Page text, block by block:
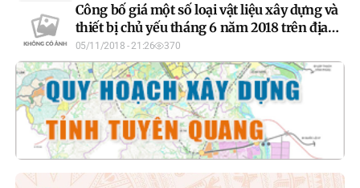
Công bố giá một số loại vật liệu xây dựng và
thiết bị chủ yếu tháng 6 năm 2018 trên địa
bàn tỉnh Tuyên Quang
05/11/2018 - 21:26 370